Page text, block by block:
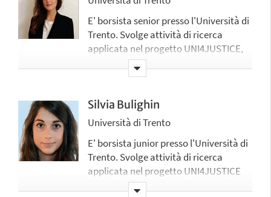
E' borsista senior presso l'Università di
Trento. Svolge attività di ricerca
applicata nel progetto UNI4JUSTICE,
prevalentemente in ambito penale
Silvia Bulighin
Università di Trento
E' borsista junior presso l'Università di
Trento. Svolge attività di ricerca
applicata nel progetto UNI4JUSTICE
prevalentemente in ambito penale.